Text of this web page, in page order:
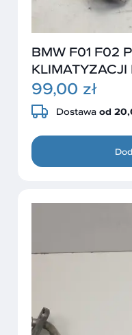
BMW F01 F02
99,00 zł
Dostawa od